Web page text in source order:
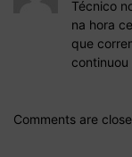
Técnico
na hora
que
Comments are